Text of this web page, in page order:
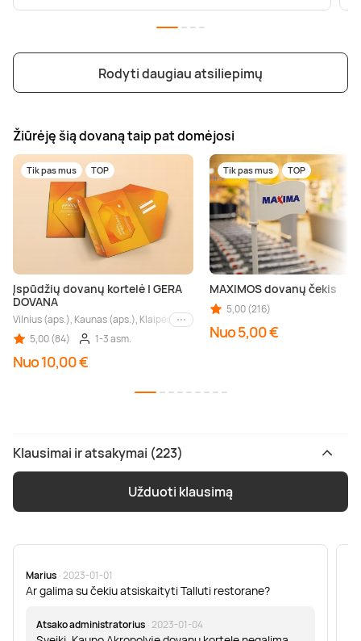
Rodyti daugiau atsiliepimų
Žiūrėję šią dovaną taip pat domėjosi
Tik pas mus TOP
Įspūdžių dovanų kortelė | GERA
DOVANA
Vilnius (aps.), Kaunas (aps.), Klaipėda (aps.), Palanga (aps.), Nida (aps.),
Kiti miestai
5,00 (84)
1-3 asm.
Nuo 10,00 €
Tik pas mus TOP
MAXIMOS dovanų čekis
5,00 (216)
Nuo 5,00 €
Klausimai ir atsakymai (223)
Užduoti klausimą
Marius · 2023-01-01
Ar galima su čekiu atsiskaityti Talluti restorane?
Atsako administratorius · 2023-01-04